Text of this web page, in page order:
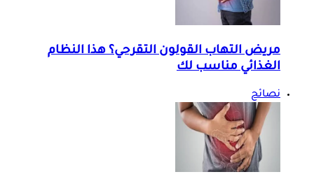
مريض التهاب القولون التقرحي؟ هذا النظام
الغذائي مناسب لك
نصائح